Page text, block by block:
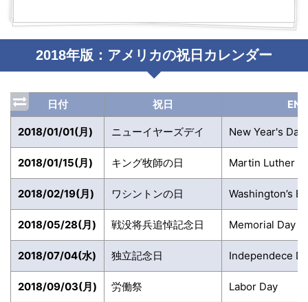
2018年版：アメリカの祝日カレンダー
日付 祝日 EN
2018/01/01(月) ニューイヤーズデイ New Year's Day
2018/01/15(月) キング牧師の日 Martin Luther
2018/02/19(月) ワシントンの日 Washington’s
2018/05/28(月) 戦没将兵追悼記念日 Memorial Day
2018/07/04(水) 独立記念日 Independece
2018/09/03(月) 労働祭 Labor Day